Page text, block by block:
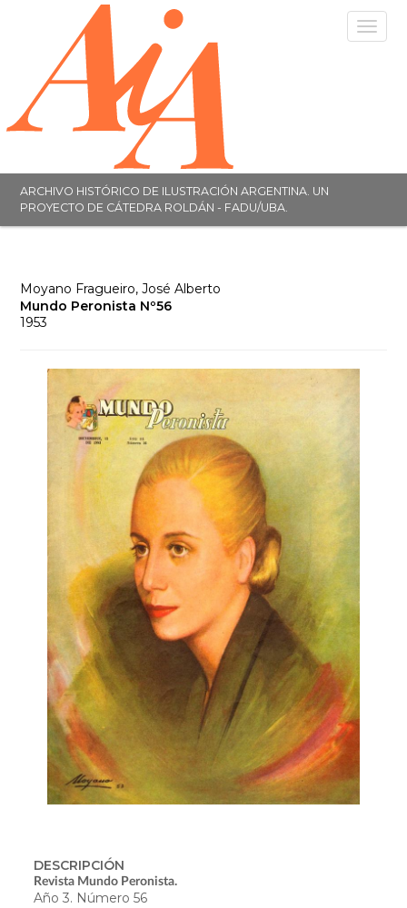
Toggle
ARCHIVO HISTÓRICO DE ILUSTRACIÓN ARGENTINA. UN
PROYECTO DE CÁTEDRA ROLDÁN - FADU/UBA.
Moyano Fragueiro, José Alberto
Mundo Peronista Nº56
1953
DESCRIPCIÓN
Revista Mundo Peronista.
Año 3. Número 56